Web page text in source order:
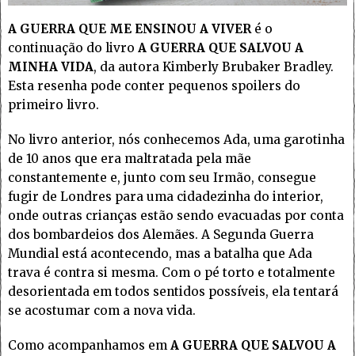
A GUERRA QUE ME ENSINOU A VIVERé o
continuação do livro A GUERRA QUE SALVOU A
MINHA VIDA, da autora Kimberly Brubaker Bradley.
Esta resenha pode conter pequenos spoilers do
primeiro livro.
No livro anterior, nós conhecemos Ada, uma garotinha
de 10 anos que era maltratada pela mãe
constantemente e, junto com seu Irmão, consegue
fugir de Londres para uma cidadezinha do interior,
onde outras crianças estão sendo evacuadas por conta
dos bombardeios dos Alemães. A Segunda Guerra
Mundial está acontecendo, mas a batalha que Ada
trava é contra si mesma. Com o pé torto e totalmente
desorientada em todos sentidos possíveis, ela tentará
se acostumar com a nova vida.
Como acompanhamos em A GUERRA QUE SALVOU A